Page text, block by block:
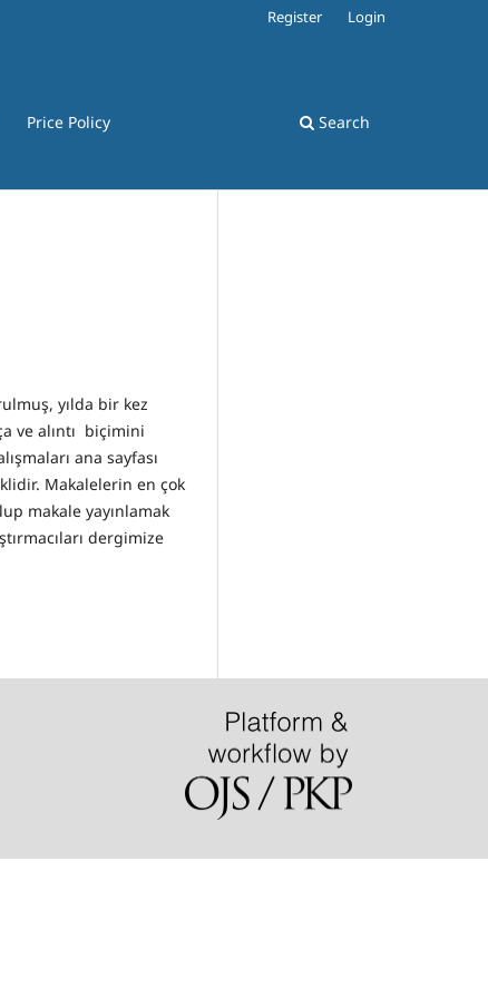
Price Policy Search
Register Login
yılda bir kez
ve alıntı biçimini
ana sayfası
Makalelerin en çok
makale yayınlamak
dergimize